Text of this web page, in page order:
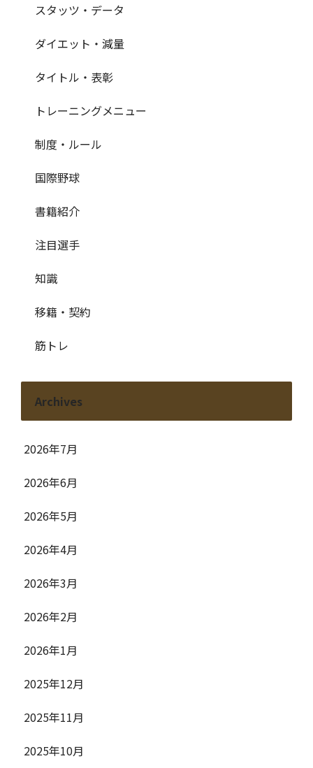
スタッツ・データ
ダイエット・減量
タイトル・表彰
トレーニングメニュー
制度・ルール
国際野球
書籍紹介
注目選手
知識
移籍・契約
筋トレ
Archives
2026年7月
2026年6月
2026年5月
2026年4月
2026年3月
2026年2月
2026年1月
2025年12月
2025年11月
2025年10月